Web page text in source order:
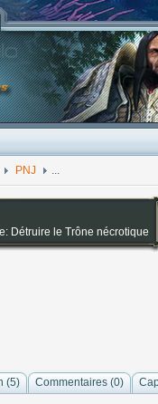
PNJ ...
Détruire le Trône nécrotique
(5) Commentaires (0)